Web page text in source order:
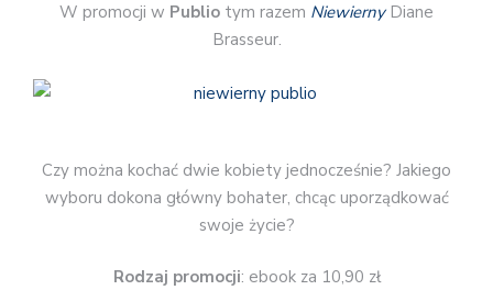
W promocji w Publio tym razem NiewiernyDiane
Brasseur.
Czy można kochać dwie kobiety jednocześnie? Jakiego
wyboru dokona główny bohater, chcąc uporządkować
swoje życie?
Rodzaj promocji: ebook za 10,90 zł